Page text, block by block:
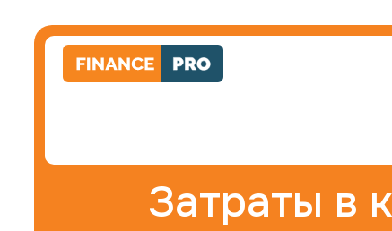
Затраты в